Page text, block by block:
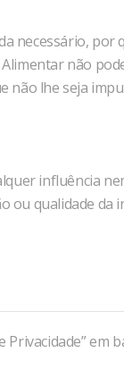
necessário, por
não
não lhe seja
influência
ou qualidade da
em